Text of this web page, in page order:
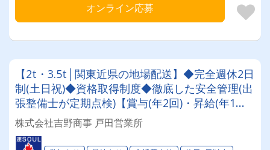
オンライン応募
【2t・3.5t│関東近県の地場配送】◆完全週休2日
制(土日祝)◆資格取得制度◆徹底した安全管理(出
張整備士が定期点検)【賞与(年2回)・昇給(年1
回)・各種手当】新車続々納車予定あり!!増車・増
便に伴う増員募集です✨
株式会社吉野商事 戸田営業所